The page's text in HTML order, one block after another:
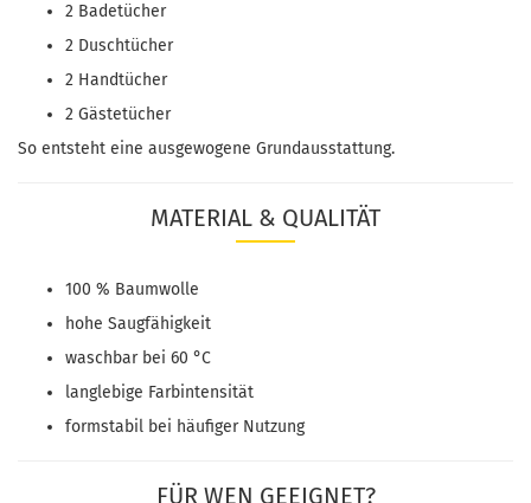
2 Badetücher
2 Duschtücher
2 Handtücher
2 Gästetücher
So entsteht eine ausgewogene Grundausstattung.
MATERIAL & QUALITÄT
100 % Baumwolle
hohe Saugfähigkeit
waschbar bei 60 °C
langlebige Farbintensität
formstabil bei häufiger Nutzung
FÜR WEN GEEIGNET?